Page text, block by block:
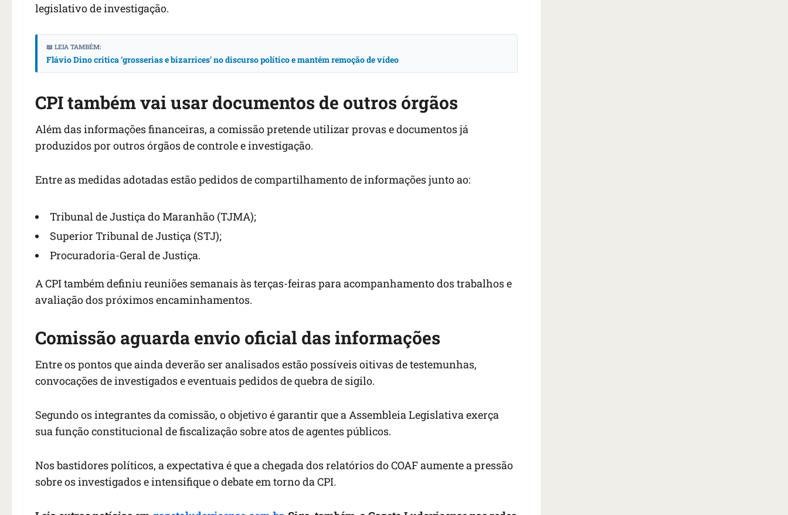
legislativo de investigação.
📖 LEIA TAMBÉM:
Flávio Dino critica ‘grosserias e bizarrices’ no discurso político e mantém remoção de vídeo
CPI também vai usar documentos de outros órgãos
Além das informações financeiras, a comissão pretende utilizar provas e documentos já
produzidos por outros órgãos de controle e investigação.
Entre as medidas adotadas estão pedidos de compartilhamento de informações junto ao:
Tribunal de Justiça do Maranhão (TJMA);
Superior Tribunal de Justiça (STJ);
Procuradoria-Geral de Justiça.
A CPI também definiu reuniões semanais às terças-feiras para acompanhamento dos trabalhos e
avaliação dos próximos encaminhamentos.
Comissão aguarda envio oficial das informações
Entre os pontos que ainda deverão ser analisados estão possíveis oitivas de testemunhas,
convocações de investigados e eventuais pedidos de quebra de sigilo.
Segundo os integrantes da comissão, o objetivo é garantir que a Assembleia Legislativa exerça
sua função constitucional de fiscalização sobre atos de agentes públicos.
Nos bastidores políticos, a expectativa é que a chegada dos relatórios do COAF aumente a pressão
sobre os investigados e intensifique o debate em torno da CPI.